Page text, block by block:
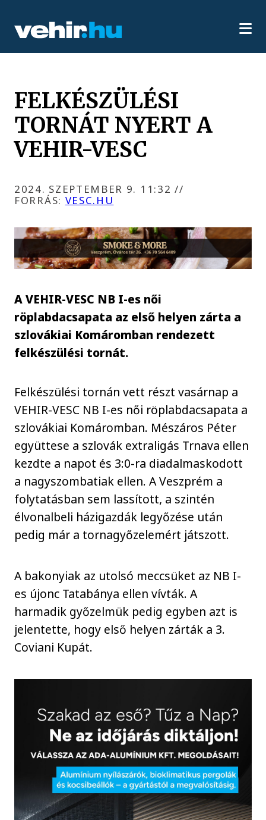
FELKÉSZÜLÉSI
TORNÁT NYERT A
VEHIR-VESC
2024. SZEPTEMBER 9. 11:32//
FORRÁS: VESC.HU
A VEHIR-VESC NB I-es női
röplabdacsapata az első helyen zárta a
szlovákiai Komáromban rendezett
felkészülési tornát.
Felkészülési tornán vett részt vasárnap a
VEHIR-VESC NB I-es női röplabdacsapata a
szlovákiai Komáromban. Mészáros Péter
együttese a szlovák extraligás Trnava ellen
kezdte a napot és 3:0-ra diadalmaskodott
a nagyszombatiak ellen. A Veszprém a
folytatásban sem lassított, a szintén
élvonalbeli házigazdák legyőzése után
pedig már a tornagyőzelemért játszott.
A bakonyiak az utolsó meccsüket az NB I-
es újonc Tatabánya ellen vívták. A
harmadik győzelmük pedig egyben azt is
jelentette, hogy első helyen zárták a 3.
Coviani Kupát.